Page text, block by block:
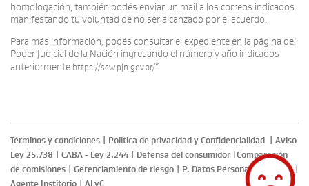
homologación, también podés enviar un mail a los correos indicados
manifestando tu voluntad de no ser alcanzado por el acuerdo.
Para más información, podés consultar el expediente en la página del
Poder Judicial de la Nación ingresando el número y año indicados
anteriormente https://scw.pjn.gov.ar/”.
Términos y condiciones Politica de privacidad y Confidencialidad
Aviso
Ley 25.738
CABA - Ley 2.244 Defensa del consumidor
Comparación
de comisiones
Gerenciamiento de riesgo P. Datos Personales FATCA|
Agente Institorio
ALyC